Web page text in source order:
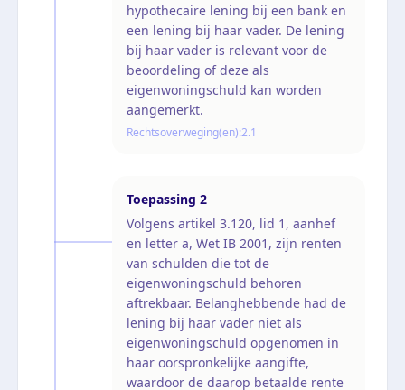
hypothecaire lening bij een bank en
een lening bij haar vader. De lening
bij haar vader is relevant voor de
beoordeling of deze als
eigenwoningschuld kan worden
aangemerkt.
Rechtsoverweging(en):2.1
Toepassing 2
Volgens artikel 3.120, lid 1, aanhef
en letter a, Wet IB 2001, zijn renten
van schulden die tot de
eigenwoningschuld behoren
aftrekbaar. Belanghebbende had de
lening bij haar vader niet als
eigenwoningschuld opgenomen in
haar oorspronkelijke aangifte,
waardoor de daarop betaalde rente